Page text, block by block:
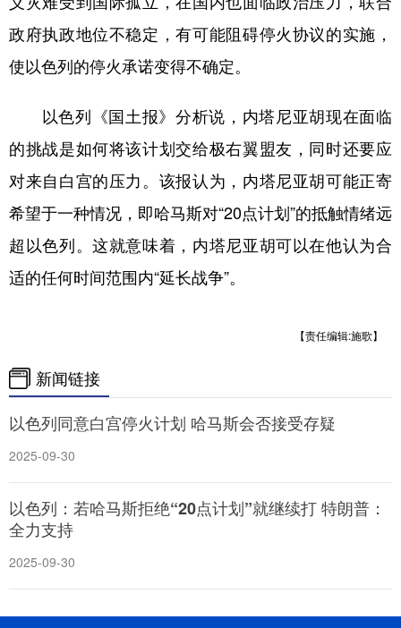
政府执政地位不稳定，有可能阻碍停火协议的实施，
使以色列的停火承诺变得不确定。
以色列《国土报》分析说，内塔尼亚胡现在面临
的挑战是如何将该计划交给极右翼盟友，同时还要应
对来自白宫的压力。该报认为，内塔尼亚胡可能正寄
希望于一种情况，即哈马斯对“20点计划”的抵触情绪远
超以色列。这就意味着，内塔尼亚胡可以在他认为合
适的任何时间范围内“延长战争”。
【责任编辑:施歌】
新闻链接
以色列同意白宫停火计划 哈马斯会否接受存疑
2025-09-30
以色列：若哈马斯拒绝“20点计划”就继续打 特朗普：
全力支持
2025-09-30